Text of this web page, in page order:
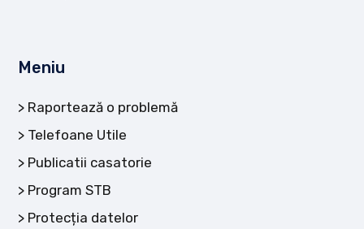
Meniu
Raportează o problemă
Telefoane Utile
Publicatii casatorie
Program STB
Protecția datelor